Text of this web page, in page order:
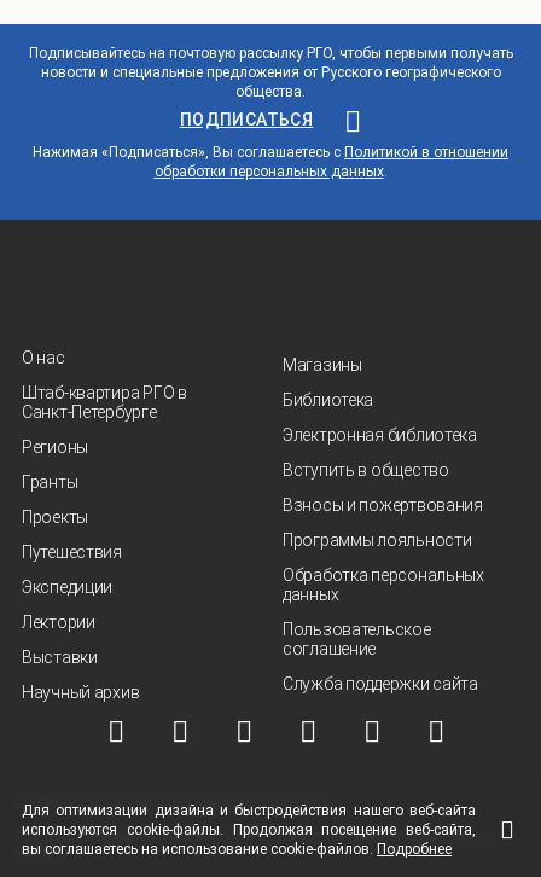
Подписывайтесь на почтовую рассылку РГО, чтобы первыми получать
новости и специальные предложения от Русского географического
общества.
ПОДПИСАТЬСЯ
Нажимая «Подписаться», Вы соглашаетесь с Политикой в отношении
обработки персональных данных.
О нас
Штаб-квартира РГО в
Санкт‑Петербурге
Регионы
Гранты
Проекты
Путешествия
Экспедиции
Лектории
Выставки
Научный архив
Магазины
Библиотека
Электронная библиотека
Вступить в общество
Взносы и пожертвования
Программы лояльности
Обработка персональных
данных
Пользовательское
соглашение
Служба поддержки сайта
© ВОО "Русское географическое общество", 2013-2026 г.
Условия использования материалов
Политика защиты и обработки персональных
данных
Для оптимизации дизайна и быстродействия нашего веб-сайта
используются cookie-файлы. Продолжая посещение веб-сайта,
вы соглашаетесь на использование cookie-файлов. Подробнее